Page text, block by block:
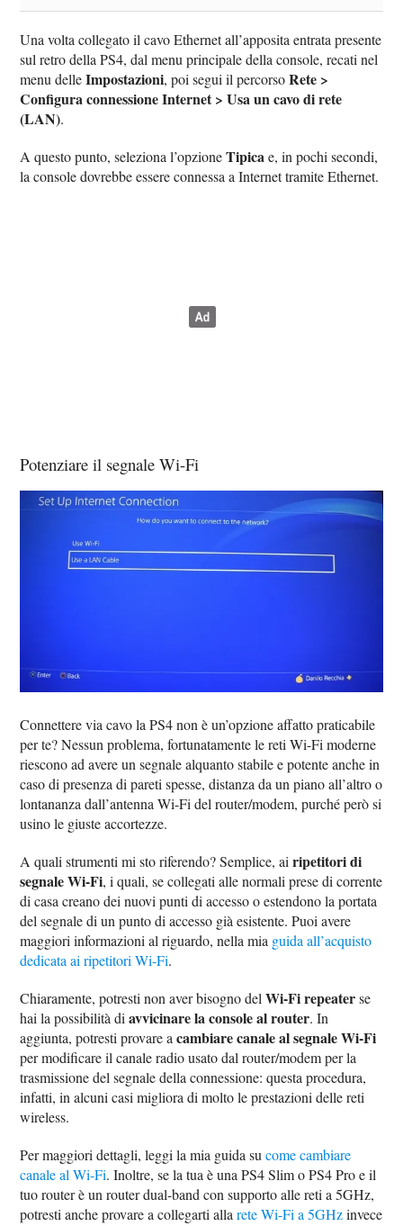
Una volta collegato il cavo Ethernet all’apposita entrata presente
sul retro della PS4, dal menu principale della console, recati nel
menu delleImpostazioni, poi segui il percorsoRete >
Configura connessione Internet > Usa un cavo di rete
(LAN).
A questo punto, seleziona l’opzioneTipicae, in pochi secondi,
la console dovrebbe essere connessa a Internet tramite Ethernet.
Potenziare il segnale Wi-Fi
Connettere via cavo la PS4 non è un’opzione affatto praticabile
per te? Nessun problema, fortunatamente le reti Wi-Fi moderne
riescono ad avere un segnale alquanto stabile e potente anche in
caso di presenza di pareti spesse, distanza da un piano all’altro o
lontananza dall’antenna Wi-Fi del router/modem, purché però si
usino le giuste accortezze.
A quali strumenti mi sto riferendo? Semplice, airipetitori di
segnale Wi-Fi, i quali, se collegati alle normali prese di corrente
di casa creano dei nuovi punti di accesso o estendono la portata
del segnale di un punto di accesso già esistente. Puoi avere
maggiori informazioni al riguardo, nella mia guida all’acquisto
dedicata ai ripetitori Wi-Fi.
Chiaramente, potresti non aver bisogno delWi-Fi repeaterse
hai la possibilità diavvicinare la console al router. In
aggiunta, potresti provare acambiare canale al segnale Wi-Fi
per modificare il canale radio usato dal router/modem per la
trasmissione del segnale della connessione: questa procedura,
infatti, in alcuni casi migliora di molto le prestazioni delle reti
wireless.
Per maggiori dettagli, leggi la mia guida sucome cambiare
canale al Wi-Fi. Inoltre, se la tua è una PS4 Slim o PS4 Pro e il
tuo router è un router dual-band con supporto alle reti a 5GHz,
potresti anche provare a collegarti allarete Wi-Fi a 5GHzinvece